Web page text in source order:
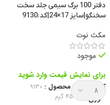
دفتر 100 برگ سیمی جلد سخت
سخنگو|سایز 17×24|کد:9130
مکث نوت
موجود
برای نمایش قیمت وارد شوید
کد انحصاری محصول : 9130
وزن 450 گرم